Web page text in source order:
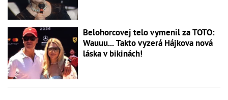
Belohorcovej telo vymenil za TOTO:
Wauuu... Takto vyzerá Hájkova nová
láska v bikinách!